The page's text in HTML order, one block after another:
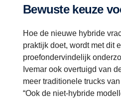
Bewuste keuze
Hoe de nieuwe hybride
praktijk doet, wordt met dit
proefondervindelijk
Ivemar ook overtuigd van
meer traditionele trucks
“Ook de niet-hybride